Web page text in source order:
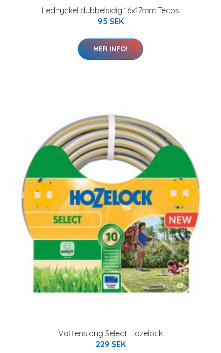
Lednyckel dubbelsidig 16x17mm Tecos
95 SEK
MER INFO!
Vattenslang Select Hozelock
229 SEK